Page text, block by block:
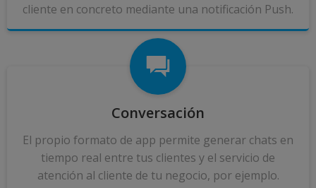
cliente en concreto mediante una notificación Push.
Conversación
El propio formato de app permite generar chats en
tiempo real entre tus clientes y el servicio de
atención al cliente de tu negocio, por ejemplo.